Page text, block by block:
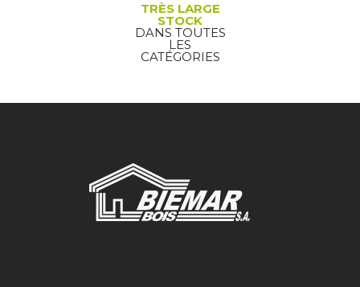
TRÈS LARGE
STOCK
DANS TOUTES
LES
CATÉGORIES